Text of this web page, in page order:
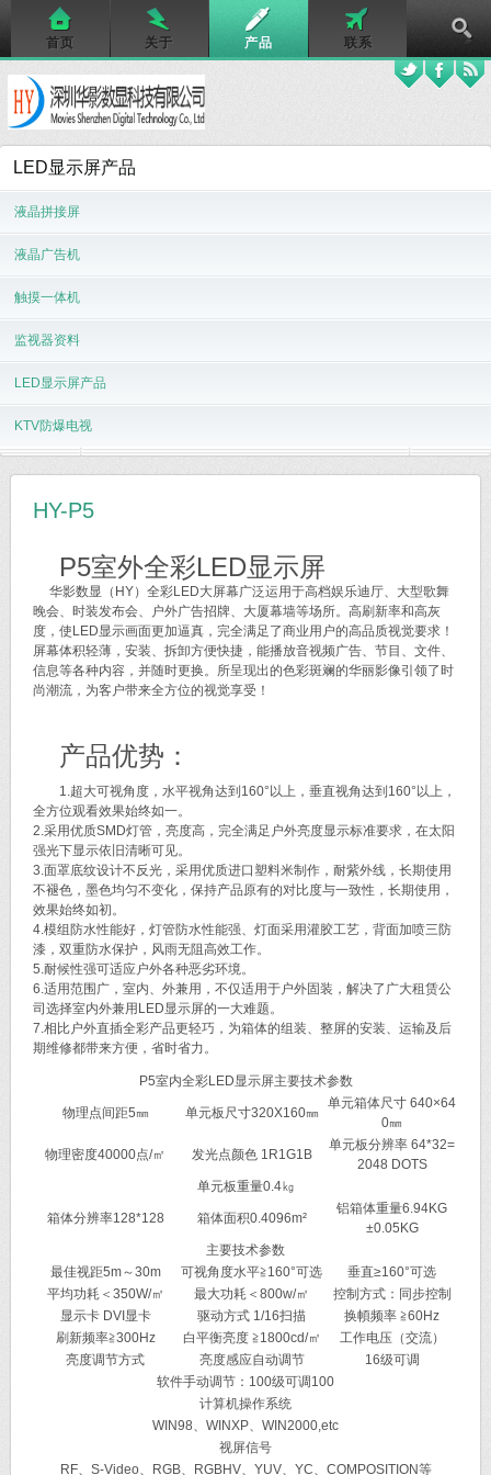
首页 关于 产品 联系
LED显示屏产品
液晶拼接屏
液晶广告机
触摸一体机
监视器资料
LED显示屏产品
KTV防爆电视
HY-P5
P5室外全彩LED显示屏
华影数显（HY）全彩LED大屏幕广泛运用于高档娱乐迪厅、大型歌舞
晚会、时装发布会、户外广告招牌、大厦幕墙等场所。高刷新率和高灰
度，使LED显示画面更加逼真，完全满足了商业用户的高品质视觉要求！
屏幕体积轻薄，安装、拆卸方便快捷，能播放音视频广告、节目、文件、
信息等各种内容，并随时更换。所呈现出的色彩斑斓的华丽影像引领了时
尚潮流，为客户带来全方位的视觉享受！
产品优势：
1.超大可视角度，水平视角达到160°以上，垂直视角达到160°以上，
全方位观看效果始终如一。
2.采用优质SMD灯管，亮度高，完全满足户外亮度显示标准要求，在太阳
强光下显示依旧清晰可见。
3.面罩底纹设计不反光，采用优质进口塑料米制作，耐紫外线，长期使用
不褪色，墨色均匀不变化，保持产品原有的对比度与一致性，长期使用，
效果始终如初。
4.模组防水性能好，灯管防水性能强、灯面采用灌胶工艺，背面加喷三防
漆，双重防水保护，风雨无阻高效工作。
5.耐候性强可适应户外各种恶劣环境。
6.适用范围广，室内、外兼用，不仅适用于户外固装，解决了广大租赁公
司选择室内外兼用LED显示屏的一大难题。
7.相比户外直插全彩产品更轻巧，为箱体的组装、整屏的安装、运输及后
期维修都带来方便，省时省力。
P5室内全彩LED显示屏主要技术参数
物理点间距5㎜ 单元板尺寸320X160㎜
单元箱体尺寸 640×64
0㎜
物理密度40000点/㎡ 发光点颜色 1R1G1B
单元板分辨率 64*32=
2048 DOTS
单元板重量0.4㎏
箱体分辨率128*128 箱体面积0.4096m²
铝箱体重量6.94KG
±0.05KG
主要技术参数
最佳视距5m～30m
可视角度水平≧160°可选
垂直≥160°可选
平均功耗＜350W/㎡
最大功耗＜800w/㎡
控制方式：同步控制
显示卡 DVI显卡
驱动方式 1/16扫描
换幁频率 ≧60Hz
刷新频率≧300Hz
白平衡亮度 ≧1800cd/㎡
工作电压（交流）
亮度调节方式
亮度感应自动调节
16级可调
软件手动调节：100级可调100
计算机操作系统
WIN98、WINXP、WIN2000,etc
视屏信号
RF、S-Video、RGB、RGBHV、YUV、YC、COMPOSITION等